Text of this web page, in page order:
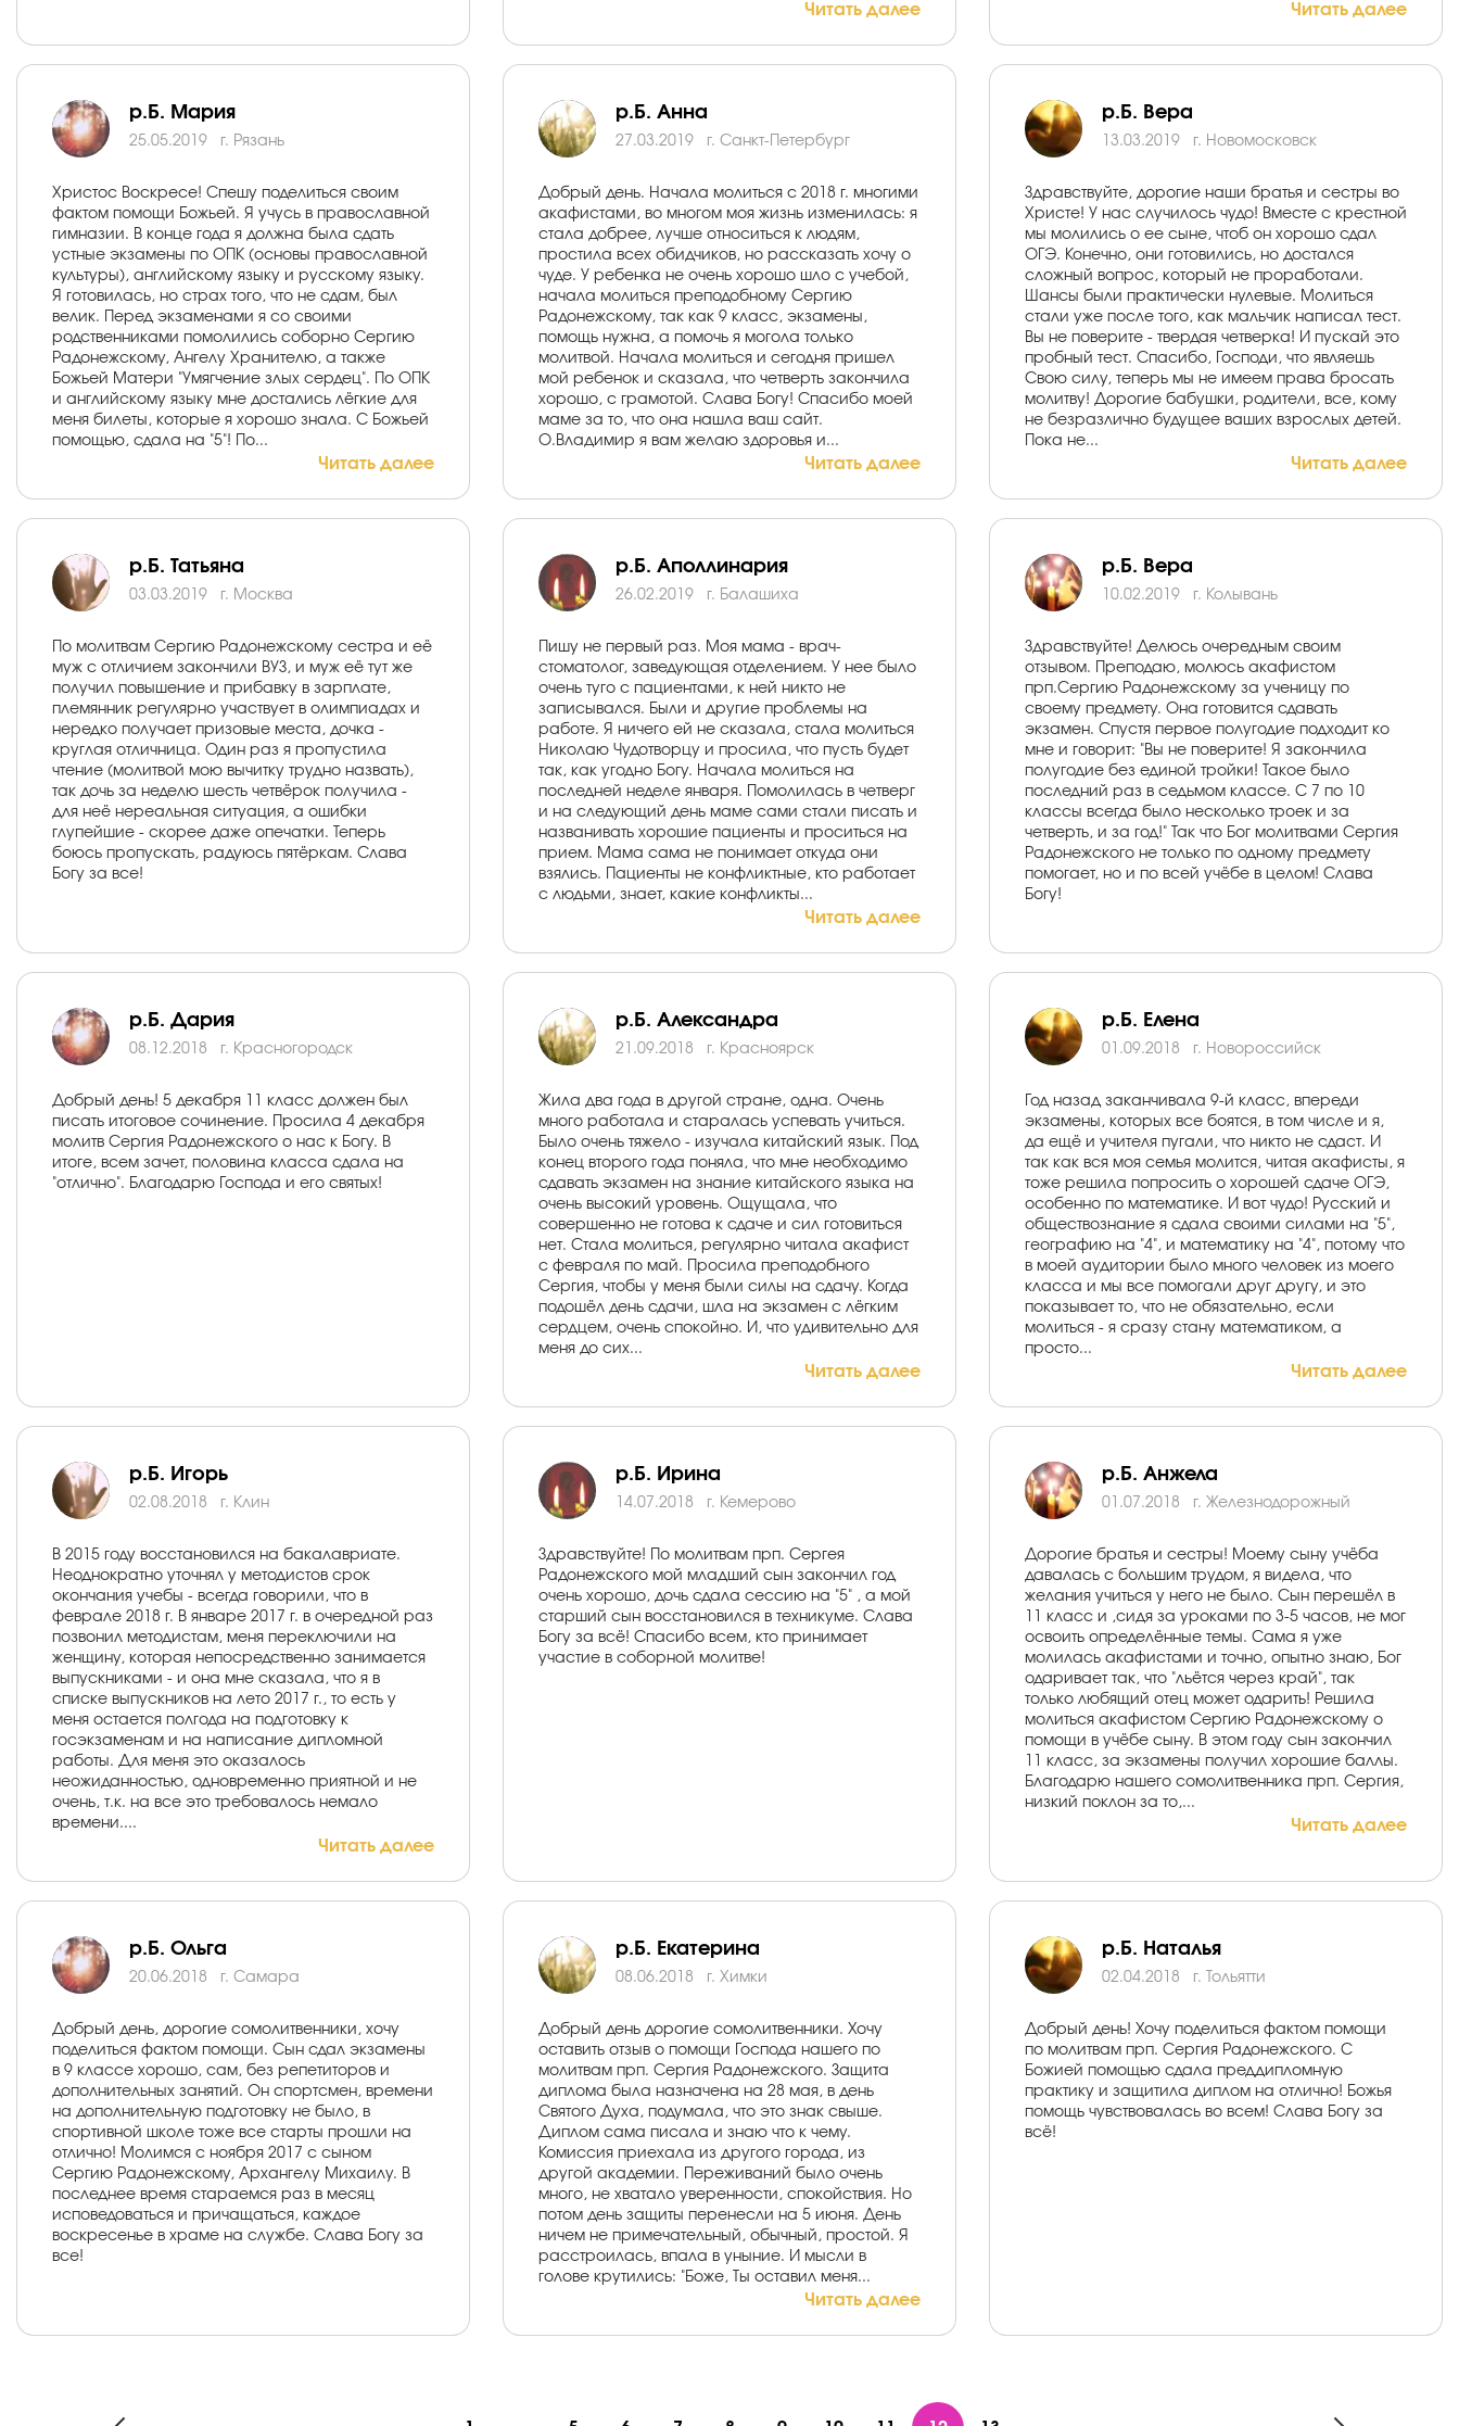
Читать далее Читать далее
р.Б. Мария
25.05.2019 г. Рязань
Христос Воскресе! Спешу поделиться своим
фактом помощи Божьей. Я учусь в православной
гимназии. В конце года я должна была сдать
устные экзамены по ОПК (основы православной
культуры), английскому языку и русскому языку.
Я готовилась, но страх того, что не сдам, был
велик. Перед экзаменами я со своими
родственниками помолились соборно Сергию
Радонежскому, Ангелу Хранителю, а также
Божьей Матери "Умягчение злых сердец". По ОПК
и английскому языку мне достались лёгкие для
меня билеты, которые я хорошо знала. С Божьей
помощью, сдала на "5"! По...
Читать далее
р.Б. Анна
27.03.2019 г. Санкт-Петербург
Добрый день. Начала молиться с 2018 г. многими
акафистами, во многом моя жизнь изменилась: я
стала добрее, лучше относиться к людям,
простила всех обидчиков, но рассказать хочу о
чуде. У ребенка не очень хорошо шло с учебой,
начала молиться преподобному Сергию
Радонежскому, так как 9 класс, экзамены,
помощь нужна, а помочь я могола только
молитвой. Начала молиться и сегодня пришел
мой ребенок и сказала, что четверть закончила
хорошо, с грамотой. Слава Богу! Спасибо моей
маме за то, что она нашла ваш сайт.
О.Владимир я вам желаю здоровья и...
Читать далее
р.Б. Вера
13.03.2019 г. Новомосковск
Здравствуйте, дорогие наши братья и сестры во
Христе! У нас случилось чудо! Вместе с крестной
мы молились о ее сыне, чтоб он хорошо сдал
ОГЭ. Конечно, они готовились, но достался
сложный вопрос, который не проработали.
Шансы были практически нулевые. Молиться
стали уже после того, как мальчик написал тест.
Вы не поверите - твердая четверка! И пускай это
пробный тест. Спасибо, Господи, что являешь
Свою силу, теперь мы не имеем права бросать
молитву! Дорогие бабушки, родители, все, кому
не безразлично будущее ваших взрослых детей.
Пока не...
Читать далее
р.Б. Татьяна
03.03.2019 г. Москва
По молитвам Сергию Радонежскому сестра и её
муж с отличием закончили ВУЗ, и муж её тут же
получил повышение и прибавку в зарплате,
племянник регулярно участвует в олимпиадах и
нередко получает призовые места, дочка -
круглая отличница. Один раз я пропустила
чтение (молитвой мою вычитку трудно назвать),
так дочь за неделю шесть четвёрок получила -
для неё нереальная ситуация, а ошибки
глупейшие - скорее даже опечатки. Теперь
боюсь пропускать, радуюсь пятёркам. Слава
Богу за все!
р.Б. Аполлинария
26.02.2019 г. Балашиха
Пишу не первый раз. Моя мама - врач-
стоматолог, заведующая отделением. У нее было
очень туго с пациентами, к ней никто не
записывался. Были и другие проблемы на
работе. Я ничего ей не сказала, стала молиться
Николаю Чудотворцу и просила, что пусть будет
так, как угодно Богу. Начала молиться на
последней неделе января. Помолилась в четверг
и на следующий день маме сами стали писать и
названивать хорошие пациенты и проситься на
прием. Мама сама не понимает откуда они
взялись. Пациенты не конфликтные, кто работает
с людьми, знает, какие конфликты...
Читать далее
р.Б. Вера
10.02.2019 г. Колывань
Здравствуйте! Делюсь очередным своим
отзывом. Преподаю, молюсь акафистом
прп.Сергию Радонежскому за ученицу по
своему предмету. Она готовится сдавать
экзамен. Спустя первое полугодие подходит ко
мне и говорит: "Вы не поверите! Я закончила
полугодие без единой тройки! Такое было
последний раз в седьмом классе. С 7 по 10
классы всегда было несколько троек и за
четверть, и за год!" Так что Бог молитвами Сергия
Радонежского не только по одному предмету
помогает, но и по всей учёбе в целом! Слава
Богу!
р.Б. Дария
08.12.2018 г. Красногородск
Добрый день! 5 декабря 11 класс должен был
писать итоговое сочинение. Просила 4 декабря
молитв Сергия Радонежского о нас к Богу. В
итоге, всем зачет, половина класса сдала на
"отлично". Благодарю Господа и его святых!
р.Б. Александра
21.09.2018 г. Красноярск
Жила два года в другой стране, одна. Очень
много работала и старалась успевать учиться.
Было очень тяжело - изучала китайский язык. Под
конец второго года поняла, что мне необходимо
сдавать экзамен на знание китайского языка на
очень высокий уровень. Ощущала, что
совершенно не готова к сдаче и сил готовиться
нет. Стала молиться, регулярно читала акафист
с февраля по май. Просила преподобного
Сергия, чтобы у меня были силы на сдачу. Когда
подошёл день сдачи, шла на экзамен с лёгким
сердцем, очень спокойно. И, что удивительно для
меня до сих...
Читать далее
р.Б. Елена
01.09.2018 г. Новороссийск
Год назад заканчивала 9-й класс, впереди
экзамены, которых все боятся, в том числе и я,
да ещё и учителя пугали, что никто не сдаст. И
так как вся моя семья молится, читая акафисты, я
тоже решила попросить о хорошей сдаче ОГЭ,
особенно по математике. И вот чудо! Русский и
обществознание я сдала своими силами на "5",
географию на "4", и математику на "4", потому что
в моей аудитории было много человек из моего
класса и мы все помогали друг другу, и это
показывает то, что не обязательно, если
молиться - я сразу стану математиком, а
просто...
Читать далее
р.Б. Игорь
02.08.2018 г. Клин
В 2015 году восстановился на бакалавриате.
Неоднократно уточнял у методистов срок
окончания учебы - всегда говорили, что в
феврале 2018 г. В январе 2017 г. в очередной раз
позвонил методистам, меня переключили на
женщину, которая непосредственно занимается
выпускниками - и она мне сказала, что я в
списке выпускников на лето 2017 г., то есть у
меня остается полгода на подготовку к
госэкзаменам и на написание дипломной
работы. Для меня это оказалось
неожиданностью, одновременно приятной и не
очень, т.к. на все это требовалось немало
времени....
Читать далее
р.Б. Ирина
14.07.2018 г. Кемерово
Здравствуйте! По молитвам прп. Сергея
Радонежского мой младший сын закончил год
очень хорошо, дочь сдала сессию на "5" , а мой
старший сын восстановился в техникуме. Слава
Богу за всё! Спасибо всем, кто принимает
участие в соборной молитве!
р.Б. Анжела
01.07.2018 г. Железнодорожный
Дорогие братья и сестры! Моему сыну учёба
давалась с большим трудом, я видела, что
желания учиться у него не было. Сын перешёл в
11 класс и ,сидя за уроками по 3-5 часов, не мог
освоить определённые темы. Сама я уже
молилась акафистами и точно, опытно знаю, Бог
одаривает так, что "льётся через край", так
только любящий отец может одарить! Решила
молиться акафистом Сергию Радонежскому о
помощи в учёбе сыну. В этом году сын закончил
11 класс, за экзамены получил хорошие баллы.
Благодарю нашего сомолитвенника прп. Сергия,
низкий поклон за то,...
Читать далее
р.Б. Ольга
20.06.2018 г. Самара
Добрый день, дорогие сомолитвенники, хочу
поделиться фактом помощи. Сын сдал экзамены
в 9 классе хорошо, сам, без репетиторов и
дополнительных занятий. Он спортсмен, времени
на дополнительную подготовку не было, в
спортивной школе тоже все старты прошли на
отлично! Молимся с ноября 2017 с сыном
Сергию Радонежскому, Архангелу Михаилу. В
последнее время стараемся раз в месяц
исповедоваться и причащаться, каждое
воскресенье в храме на службе. Слава Богу за
все!
р.Б. Екатерина
08.06.2018 г. Химки
Добрый день дорогие сомолитвенники. Хочу
оставить отзыв о помощи Господа нашего по
молитвам прп. Сергия Радонежского. Защита
диплома была назначена на 28 мая, в день
Святого Духа, подумала, что это знак свыше.
Диплом сама писала и знаю что к чему.
Комиссия приехала из другого города, из
другой академии. Переживаний было очень
много, не хватало уверенности, спокойствия. Но
потом день защиты перенесли на 5 июня. День
ничем не примечательный, обычный, простой. Я
расстроилась, впала в уныние. И мысли в
голове крутились: "Боже, Ты оставил меня...
Читать далее
р.Б. Наталья
02.04.2018 г. Тольятти
Добрый день! Хочу поделиться фактом помощи
по молитвам прп. Сергия Радонежского. С
Божией помощью сдала преддипломную
практику и защитила диплом на отлично! Божья
помощь чувствовалась во всем! Слава Богу за
всё!